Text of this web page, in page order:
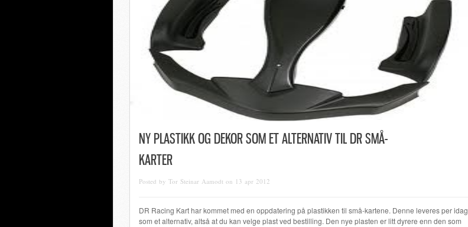
NY PLASTIKK OG DEKOR SOM ET ALTERNATIV TIL DR SMÅ-
KARTER
Posted by Tor Steinar Aamodt on 13 apr 2012
DR Racing Kart har kommet med en oppdatering på plastikken til små-kartene. Denne leveres per idag
som et alternativ, altså at du kan velge plast ved bestilling. Den nye plasten er litt dyrere enn den som